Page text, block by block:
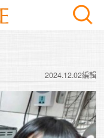
2024.12.02編輯